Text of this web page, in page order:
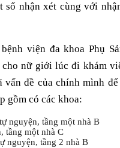
số nhận xét cùng với
viện đa khoa Phụ
cho nữ giới lúc đi khám
vấn đề của chính mình
gồm có các khoa:
nguyện, tầng một nhà B
tầng một nhà C
nguyện, tầng 2 nhà B